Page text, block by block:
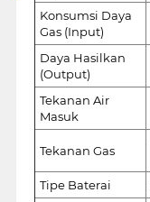
Konsumsi Daya
Gas (Input)
Daya Hasilkan
(Output)
Tekanan Air
Masuk
Tekanan Gas
Tipe Baterai